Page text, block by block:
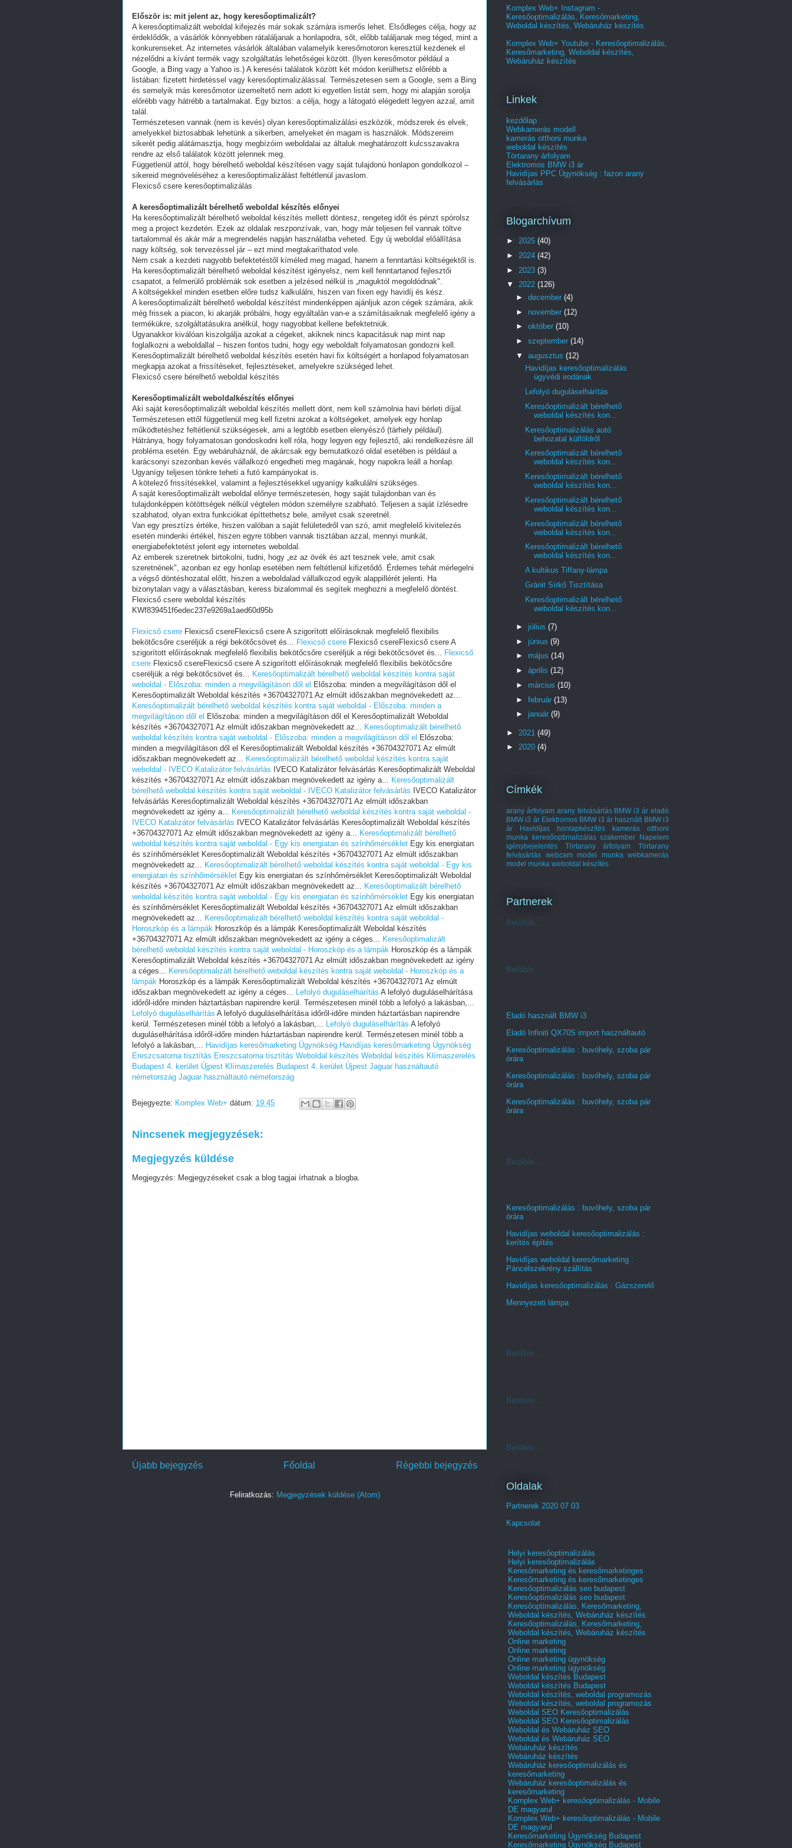
Először is: mit jelent az, hogy keresőoptimalizált?
A keresőoptimalizált weboldal kifejezés már sokak számára ismerős lehet. Elsődleges célja, hogy az
érdeklődők, a vásárlók könnyebben rátaláljanak a honlapodra, sőt, előbb találjanak meg téged, mint a
konkurenseket. Az internetes vásárlók általában valamelyik keresőmotoron keresztül kezdenek el
nézelődni a kívánt termék vagy szolgáltatás lehetőségei között. (Ilyen keresőmotor például a
Google, a Bing vagy a Yahoo is.) A keresési találatok között két módon kerülhetsz előrébb a
listában: fizetett hirdetéssel vagy keresőoptimalizálással. Természetesen sem a Google, sem a Bing
és semelyik más keresőmotor üzemeltető nem adott ki egyetlen listát sem, hogy mi alapján sorolja
előrébb vagy hátrébb a tartalmakat. Egy biztos: a célja, hogy a látogató elégedett legyen azzal, amit
talál.
Természetesen vannak (nem is kevés) olyan keresőoptimalizálási eszközök, módszerek és elvek,
amelyekkel biztosabbak lehetünk a sikerben, amelyeket én magam is használok. Módszereim
sikerét pedig alátámasztja, hogy megbízóim weboldalai az általuk meghatározott kulcsszavakra
rendre az első találatok között jelennek meg.
Függetlenül attól, hogy bérelhető weboldal készítésen vagy saját tulajdonú honlapon gondolkozol –
sikereid megnöveléséhez a keresőoptimalizálást feltétlenül javaslom.
Flexicső csere keresőoptimalizálás
A keresőoptimalizált bérelhető weboldal készítés előnyei
Ha keresőoptimalizált bérelhető weboldal készítés mellett döntesz, rengeteg időt és pénzt spórolsz
meg a project kezdetén. Ezek az oldalak reszponzívak, van, hogy már teljesen fel vannak töltve
tartalommal és akár már a megrendelés napján használatba veheted. Egy új weboldal előállítása
nagy költség, sok tervezéssel jár – ezt mind megtakaríthatod vele.
Nem csak a kezdeti nagyobb befektetéstől kíméled meg magad, hanem a fenntartási költségektől is.
Ha keresőoptimalizált bérelhető weboldal készítést igényelsz, nem kell fenntartanod fejlesztői
csapatot, a felmerülő problémák sok esetben a jelzésed nélkül is „maguktól megoldódnak".
A költségekkel minden esetben előre tudsz kalkulálni, hiszen van fixen egy havidíj és kész.
A keresőoptimalizált bérelhető weboldal készítést mindenképpen ajánljuk azon cégek számára, akik
még frissek a piacon, ki akarják próbálni, hogy egyáltalán van-e a számításaiknak megfelelő igény a
termékükre, szolgáltatásukra anélkül, hogy nagyobbat kellene befektetniük.
Ugyanakkor kiválóan kiszolgálja azokat a cégeket, akiknek nincs kapacitásuk nap mint nap
foglalkozni a weboldallal – hiszen fontos tudni, hogy egy weboldalt folyamatosan gondozni kell.
Keresőoptimalizált bérelhető weboldal készítés esetén havi fix költségért a honlapod folyamatosan
megkapja azokat a frissítéseket, fejlesztéseket, amelyekre szükséged lehet.
Flexicső csere bérelhető weboldal készítés
Keresőoptimalizált weboldalkészítés előnyei
Aki saját keresőoptimalizált weboldal készítés mellett dönt, nem kell számolnia havi bérleti díjjal.
Természetesen ettől függetlenül meg kell fizetni azokat a költségeket, amelyek egy honlap
működtetéshez feltétlenül szükségesek, ami a legtöbb esetben elenyésző (tárhely például).
Hátránya, hogy folyamatosan gondoskodni kell róla, hogy legyen egy fejlesztő, aki rendelkezésre áll
probléma esetén. Egy webáruháznál, de akárcsak egy bemutatkozó oldal esetében is például a
karácsonyi szezonban kevés vállalkozó engedheti meg magának, hogy napokra leáll a honlap.
Ugyanígy teljesen tönkre teheti a futó kampányokat is.
A kötelező frissítésekkel, valamint a fejlesztésekkel ugyanígy kalkulálni szükséges.
A saját keresőoptimalizált weboldal előnye természetesen, hogy saját tulajdonban van és
tulajdonképpen kötöttségek nélkül végtelen módon személyre szabható. Teljesen a saját ízlésedre
szabhatod, olyan extra funkciókat építtethetsz bele, amilyet csak szeretnél.
Van egy presztízs értéke, hiszen valóban a saját felületedről van szó, amit megfelelő kivitelezés
esetén mindenki értékel, hiszen egyre többen vannak tisztában azzal, mennyi munkát,
energiabefektetést jelent egy internetes weboldal.
Az emberek szeretnek birtokolni, tudni, hogy „ez az övék és azt tesznek vele, amit csak
szeretnének", azonban ez egy honlap esetében nem feltétlenül kifizetődő. Érdemes tehát mérlegelni
a végső döntéshozatal előtt, hiszen a weboldalad vállalkozod egyik alappillérét jelenti. Ha
bizonytalan vagy a választásban, keress bizalommal és segítek meghozni a megfelelő döntést.
Flexicső csere weboldal készítés
KWf839451f6edec237e9269a1aed60d95b
Flexicső csere Flexicső csereFlexicső csere A szigorított előírásoknak megfelelő flexibilis
bekötőcsőre cseréljük a régi bekötőcsövet és... Flexicső csere Flexicső csereFlexicső csere A
szigorított előírásoknak megfelelő flexibilis bekötőcsőre cseréljük a régi bekötőcsövet és... Flexicső
csere Flexicső csereFlexicső csere A szigorított előírásoknak megfelelő flexibilis bekötőcsőre
cseréljük a régi bekötőcsövet és... Keresőoptimalizált bérelhető weboldal készítés kontra saját
weboldal - Előszoba: minden a megvilágításon dől el Előszoba: minden a megvilágításon dől el
Keresőoptimalizált Weboldal készítés +36704327071 Az elmúlt időszakban megnövekedett az...
Keresőoptimalizált bérelhető weboldal készítés kontra saját weboldal - Előszoba: minden a
megvilágításon dől el Előszoba: minden a megvilágításon dől el Keresőoptimalizált Weboldal
készítés +36704327071 Az elmúlt időszakban megnövekedett az... Keresőoptimalizált bérelhető
weboldal készítés kontra saját weboldal - Előszoba: minden a megvilágításon dől el Előszoba:
minden a megvilágításon dől el Keresőoptimalizált Weboldal készítés +36704327071 Az elmúlt
időszakban megnövekedett az... Keresőoptimalizált bérelhető weboldal készítés kontra saját
weboldal - IVECO Katalizátor felvásárlás IVECO Katalizátor felvásárlás Keresőoptimalizált Weboldal
készítés +36704327071 Az elmúlt időszakban megnövekedett az igény a... Keresőoptimalizált
bérelhető weboldal készítés kontra saját weboldal - IVECO Katalizátor felvásárlás IVECO Katalizátor
felvásárlás Keresőoptimalizált Weboldal készítés +36704327071 Az elmúlt időszakban
megnövekedett az igény a... Keresőoptimalizált bérelhető weboldal készítés kontra saját weboldal -
IVECO Katalizátor felvásárlás IVECO Katalizátor felvásárlás Keresőoptimalizált Weboldal készítés
+36704327071 Az elmúlt időszakban megnövekedett az igény a... Keresőoptimalizált bérelhető
weboldal készítés kontra saját weboldal - Egy kis energiatan és színhőmérséklet Egy kis energiatan
és színhőmérséklet Keresőoptimalizált Weboldal készítés +36704327071 Az elmúlt időszakban
megnövekedett az... Keresőoptimalizált bérelhető weboldal készítés kontra saját weboldal - Egy kis
energiatan és színhőmérséklet Egy kis energiatan és színhőmérséklet Keresőoptimalizált Weboldal
készítés +36704327071 Az elmúlt időszakban megnövekedett az... Keresőoptimalizált bérelhető
weboldal készítés kontra saját weboldal - Egy kis energiatan és színhőmérséklet Egy kis energiatan
és színhőmérséklet Keresőoptimalizált Weboldal készítés +36704327071 Az elmúlt időszakban
megnövekedett az... Keresőoptimalizált bérelhető weboldal készítés kontra saját weboldal -
Horoszkóp és a lámpák Horoszkóp és a lámpák Keresőoptimalizált Weboldal készítés
+36704327071 Az elmúlt időszakban megnövekedett az igény a céges... Keresőoptimalizált
bérelhető weboldal készítés kontra saját weboldal - Horoszkóp és a lámpák Horoszkóp és a lámpák
Keresőoptimalizált Weboldal készítés +36704327071 Az elmúlt időszakban megnövekedett az igény
a céges... Keresőoptimalizált bérelhető weboldal készítés kontra saját weboldal - Horoszkóp és a
lámpák Horoszkóp és a lámpák Keresőoptimalizált Weboldal készítés +36704327071 Az elmúlt
időszakban megnövekedett az igény a céges... Lefolyó duguláselhárítás A lefolyó duguláselhárítása
időről-időre minden háztartásban napirendre kerül. Természetesen minél több a lefolyó a lakásban,...
Lefolyó duguláselhárítás A lefolyó duguláselhárítása időről-időre minden háztartásban napirendre
kerül. Természetesen minél több a lefolyó a lakásban,... Lefolyó duguláselhárítás A lefolyó
duguláselhárítása időről-időre minden háztartásban napirendre kerül. Természetesen minél több a
lefolyó a lakásban,... Havidíjas keresőmarketing Ügynökség Havidíjas keresőmarketing Ügynökség
Ereszcsatorna tisztítás Ereszcsatorna tisztítás Weboldal készítés Weboldal készítés Klímaszerelés
Budapest 4. kerület Újpest Klímaszerelés Budapest 4. kerület Újpest Jaguar használtautó
németország Jaguar használtautó németország
Bejegyezte: Komplex Web+ dátum: 19:45
Nincsenek megjegyzések:
Megjegyzés küldése
Megjegyzés: Megjegyzéseket csak a blog tagjai írhatnak a blogba.
Újabb bejegyzés Régebbi bejegyzés
Főoldal
Feliratkozás: Megjegyzések küldése (Atom)
Komplex Web+ Instagram -
Keresőoptimalizálás, Keresőmarketing,
Weboldal készítés, Webáruház készítés
Komplex Web+ Youtube - Keresőoptimalizálás,
Keresőmarketing, Weboldal készítés,
Webáruház készítés
Linkek
kezdőlap
Webkamerás modell
kamerás otthoni munka
weboldal készítés
Törtarany árfolyam
Elektromos BMW i3 ár
Havidíjas PPC Ügynökség : fazon arany
felvásárlás
Blogarchívum
► 2025 (40)
► 2024 (42)
► 2023 (3)
▼ 2022 (126)
► december (4)
► november (12)
► október (10)
► szeptember (14)
▼ augusztus (12)
Havidíjas keresőoptimalizálás
ügyvédi irodának
Lefolyó duguláselhárítás
Keresőoptimalizált bérelhető
weboldal készítés kon...
Keresőoptimalizálás autó
behozatal külföldről
Keresőoptimalizált bérelhető
weboldal készítés kon...
Keresőoptimalizált bérelhető
weboldal készítés kon...
Keresőoptimalizált bérelhető
weboldal készítés kon...
Keresőoptimalizált bérelhető
weboldal készítés kon...
Keresőoptimalizált bérelhető
weboldal készítés kon...
A kultikus Tiffany-lámpa
Gránit Sírkő Tisztítása
Keresőoptimalizált bérelhető
weboldal készítés kon...
► július (7)
► június (9)
► május (14)
► április (12)
► március (10)
► február (13)
► január (9)
► 2021 (49)
► 2020 (4)
Címkék
arany árfolyam arany felvásárlás BMW i3 ár eladó
BMW i3 ár Elektromos BMW i3 ár használt BMW i3
ár
Havidíjas honlapkészítés
kamerás otthoni
munka
keresőoptimalizálás szakember
Napelem
igénybejelentés
Törtarany árfolyam
Törtarany
felvásárlás
webcam model munka
webkamerás
model munka weboldal készítés
Partnerek
Betöltés...
Betöltés...
Eladó használt BMW i3
Eladó Infiniti QX70S import használtautó
Keresőoptimalizálás : buvóhely, szoba pár
órára
Keresőoptimalizálás : buvóhely, szoba pár
órára
Keresőoptimalizálás : buvóhely, szoba pár
órára
Betöltés...
Keresőoptimalizálás : buvóhely, szoba pár
órára
Havidíjas weboldal keresőoptimalizálás :
kerítés építés
Havidíjas weboldal keresőmarketing :
Páncélszekrény szállítás
Havidíjas keresőoptimalizálás : Gázszerelő
Mennyezeti lámpa
Betöltés...
Betöltés...
Betöltés...
Oldalak
Partnerek 2020 07 03
Kapcsolat
Helyi keresőoptimalizálás
Helyi keresőoptimalizálás
Keresőmarketing és keresőmarketinges
Keresőmarketing és keresőmarketinges
Keresőoptimalizálás seo budapest
Keresőoptimalizálás seo budapest
Keresőoptimalizálás, Keresőmarketing,
Weboldal készítés, Webáruház készítés
Keresőoptimalizálás, Keresőmarketing,
Weboldal készítés, Webáruház készítés
Online marketing
Online marketing
Online marketing ügynökség
Online marketing ügynökség
Weboldal készítés Budapest
Weboldal készítés Budapest
Weboldal készítés, weboldal programozás
Weboldal készítés, weboldal programozás
Weboldal SEO Keresőoptimalizálás
Weboldal SEO Keresőoptimalizálás
Weboldal és Webáruház SEO
Weboldal és Webáruház SEO
Webáruház készítés
Webáruház készítés
Webáruház keresőoptimalizálás és
keresőmarketing
Webáruház keresőoptimalizálás és
keresőmarketing
Komplex Web+ keresőoptimalizálás - Mobile
DE magyarul
Komplex Web+ keresőoptimalizálás - Mobile
DE magyarul
Keresőmarketing Ügynökség Budapest
Keresőmarketing Ügynökség Budapest